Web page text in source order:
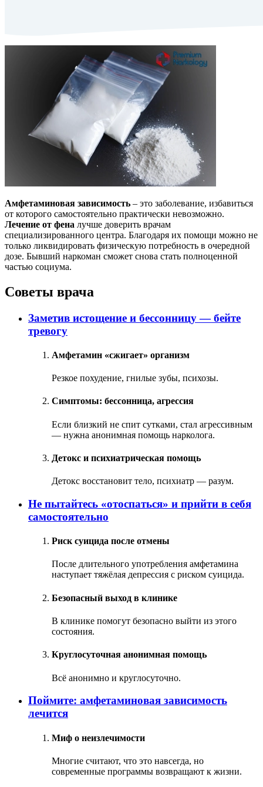
Амфетаминовая зависимость – это заболевание, избавиться
от которого самостоятельно практически невозможно.
Лечение от фена лучше доверить врачам
специализированного центра. Благодаря их помощи можно не
только ликвидировать физическую потребность в очередной
дозе. Бывший наркоман сможет снова стать полноценной
частью социума.
Советы врача
Заметив истощение и бессонницу — бейте
тревогу
Амфетамин «сжигает» организм
Резкое похудение, гнилые зубы, психозы.
Симптомы: бессонница, агрессия
Если близкий не спит сутками, стал агрессивным
— нужна анонимная помощь нарколога.
Детокс и психиатрическая помощь
Детокс восстановит тело, психиатр — разум.
Не пытайтесь «отоспаться» и прийти в себя
самостоятельно
Риск суицида после отмены
После длительного употребления амфетамина
наступает тяжёлая депрессия с риском суицида.
Безопасный выход в клинике
В клинике помогут безопасно выйти из этого
состояния.
Круглосуточная анонимная помощь
Всё анонимно и круглосуточно.
Поймите: амфетаминовая зависимость
лечится
Миф о неизлечимости
Многие считают, что это навсегда, но
современные программы возвращают к жизни.